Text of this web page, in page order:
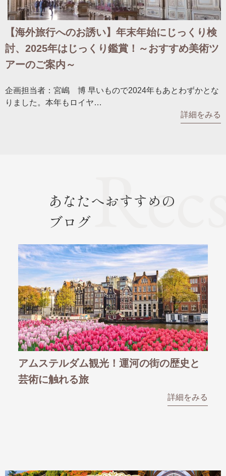
【海外旅行へのお誘い】年末年始にじっくり検
討、2025年はじっくり鑑賞！～おすすめ美術ツ
アーのご案内～
企画担当者：宮嶋 博 早いもので2024年もあとわずかとな
りました。本年もロイヤ…
詳細をみる
あなたへおすすめの
ブログ
光！運河の街の歴史と
【海外旅行へのお誘い